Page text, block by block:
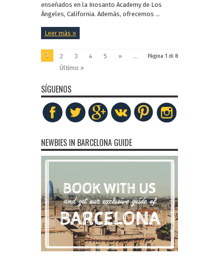
enseñados en la Inosanto Academy de Los
Ángeles, California. Además, ofrecemos ...
Leer más »
Página 1 di 8
1 2 3 4 5 »
...
Último »
SÍGUENOS
NEWBIES IN BARCELONA GUIDE